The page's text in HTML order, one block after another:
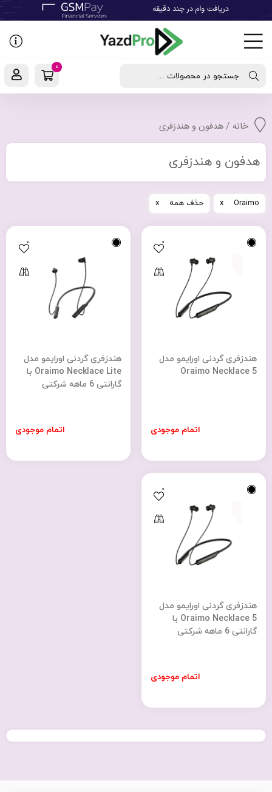
جستجو در محصولات ...
0
خانه / هدفون و هندزفری
هدفون و هندزفری
Oraimo حذف همه
هندزفری گردنی اورایمو مدل
Oraimo Necklace 5
اتمام موجودی
0
هندزفری گردنی اورایمو مدل
Oraimo Necklace Lite با
گارانتی 6 ماهه شرکتی
اتمام موجودی
0
هندزفری گردنی اورایمو مدل
Oraimo Necklace 5 با
گارانتی 6 ماهه شرکتی
اتمام موجودی
0